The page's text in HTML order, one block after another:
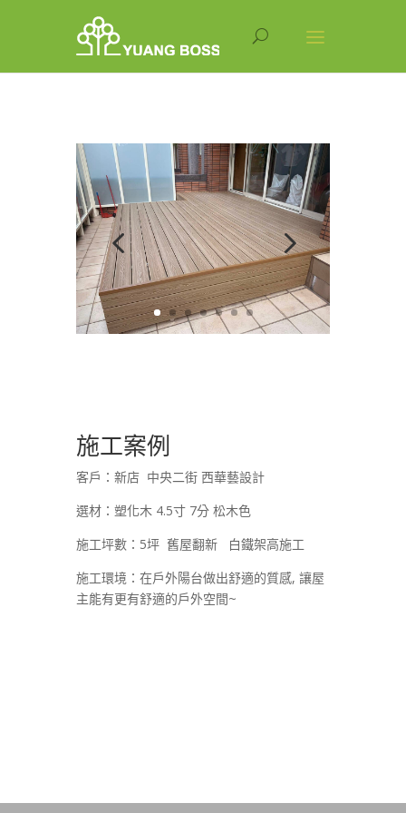
施工案例
客戶：新店 中央二街 西華藝設計
選材：塑化木 4.5寸 7分 松木色
施工坪數：5坪 舊屋翻新 白鐵架高施工
施工環境：在戶外陽台做出舒適的質感, 讓屋
主能有更有舒適的戶外空間~